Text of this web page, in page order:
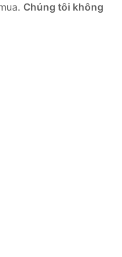
Chúng tôi không